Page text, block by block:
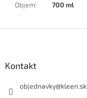
Objem: 700 ml
Kontakt
objednavky@kleen.sk